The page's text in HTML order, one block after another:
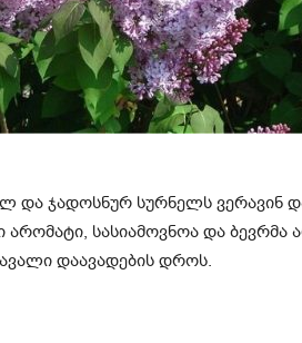
და ჯადოსნურ სურნელს ვერავინ
არომატი, სასიამოვნოა და
დაავადების დროს.